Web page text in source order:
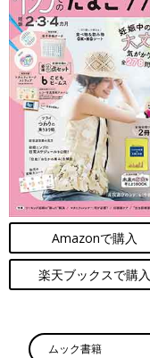
Amazonで購入
楽天ブックスで購入
ムック書籍